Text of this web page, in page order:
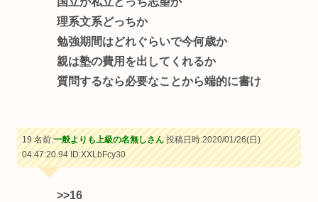
理系文系どっちか
勉強期間はどれぐらいで今何歳か
親は塾の費用を出してくれるか
質問するなら必要なことから端的に書け
19 名前:一般よりも上級の名無しさん投稿日時:2020/01/26(日)
04:47:20.94ID:XXLbFcy30
>>16